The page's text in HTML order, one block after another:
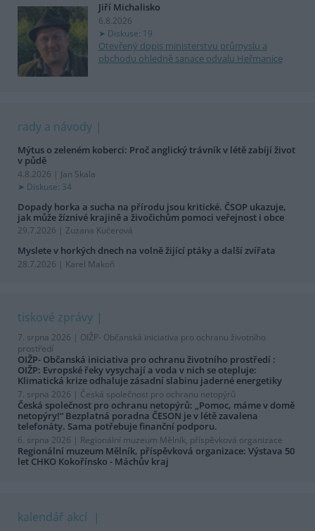
Jiří Michalisko
6.8.2026
Diskuse: 19
Otevřený dopis ministerstvu průmyslu a
obchodu ohledně sanace odvalu Heřmanice
rady a návody
Mýtus o zeleném koberci: Proč anglický trávník v létě zabíjí život
v půdě
4.8.2026 | Jan Skala
Diskuse: 34
Dopady horka a sucha na přírodu jsou kritické. ČSOP ukazuje,
jak může žíznivé krajině a živočichům pomoci veřejnost i obce
29.7.2026 | Zuzana Kučerová
Myslete v horkých dnech na volně žijící ptáky a další zvířata
28.7.2026 | Karel Makoň
tiskové zprávy
7. srpna 2026 | OIŽP- Občanská iniciativa pro ochranu životního
prostředí
OIŽP- Občanská iniciativa pro ochranu životního prostředí :
OIŽP: Evropské řeky vysychají a voda v nich se otepluje:
Klimatická krize odhaluje zásadní slabinu jaderné energetiky
7. srpna 2026 | Česká společnost pro ochranu netopýrů
Česká společnost pro ochranu netopýrů: „Pomoc, máme v domě
netopýry!“ Bezplatná poradna ČESON je v létě zavalena
telefonáty. Sama potřebuje finanční podporu.
6. srpna 2026 | Regionální muzeum Mělník, příspěvková organizace
Regionální muzeum Mělník, příspěvková organizace: Výstava 50
let CHKO Kokořínsko - Máchův kraj
kalendář akcí